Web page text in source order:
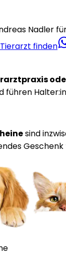
Nadler
finden
führen
sind